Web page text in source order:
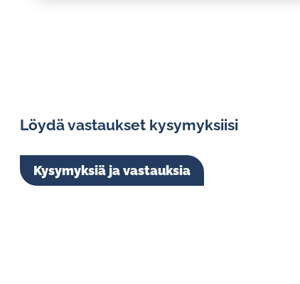
Aalborg lasiputkimittarit ja termiset
Heinrichs magneettiset määrämittarit
Löydä vastaukset kysymyksiisi
Kysymyksiä ja vastauksia